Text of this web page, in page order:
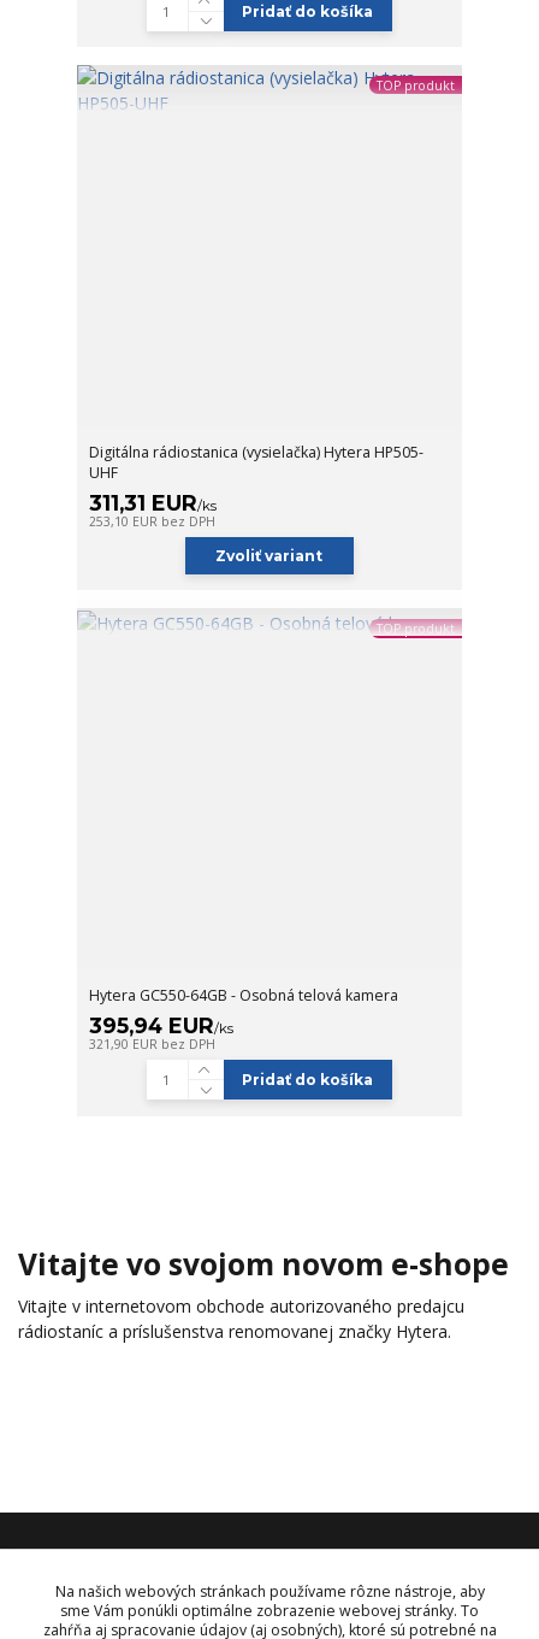
Pridať do košíka
TOP produkt
Digitálna rádiostanica (vysielačka) Hytera HP505-
UHF
311,31 EUR/ks
253,10 EUR bez DPH
Zvoliť variant
TOP produkt
Hytera GC550-64GB - Osobná telová kamera
395,94 EUR/ks
321,90 EUR bez DPH
Pridať do košíka
Vitajte vo svojom novom e-shope
Vitajte v internetovom obchode autorizovaného predajcu
rádiostaníc a príslušenstva renomovanej značky Hytera.
KONTAKT
OBJEDNÁVKY A INFORMÁCIE
Na našich webových stránkach používame rôzne nástroje, aby
sme Vám ponúkli optimálne zobrazenie webovej stránky. To
zahŕňa aj spracovanie údajov (aj osobných), ktoré sú potrebné na